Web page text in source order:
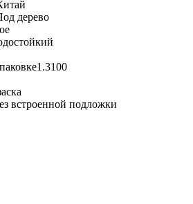
дерево
1.3100
встроенной подложки